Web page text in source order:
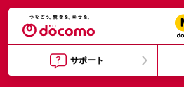
サポート